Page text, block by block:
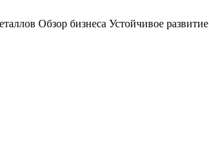
Обзор бизнеса Устойчивое развитие